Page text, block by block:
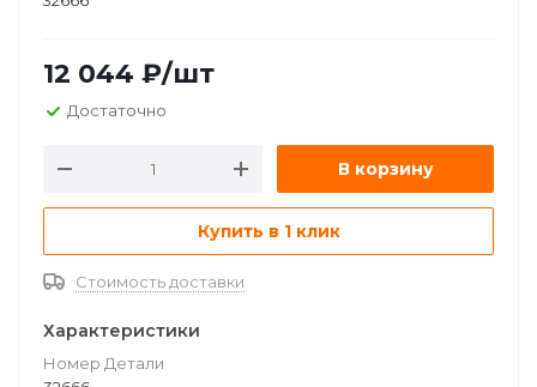
12 044 ₽/шт
Достаточно
В корзину
Купить в 1 клик
Стоимость доставки
Характеристики
Номер Детали